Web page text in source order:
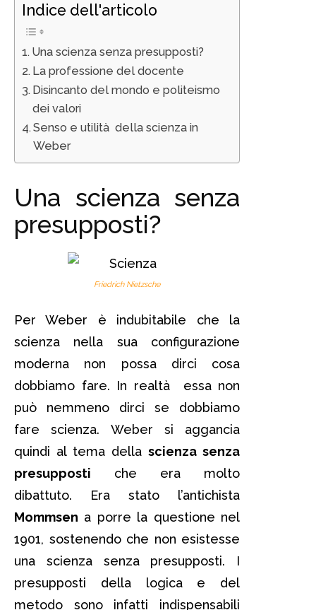
Indice dell'articolo
Una scienza senza presupposti?
La professione del docente
Disincanto del mondo e politeismo
dei valori
Senso e utilità della scienza in
Weber
Una scienza senza
presupposti?
Friedrich Nietzsche
Per Weber è indubitabile che la
scienza nella sua configurazione
moderna non possa dirci cosa
dobbiamo fare. In realtà essa non
può nemmeno dirci se dobbiamo
fare scienza. Weber si aggancia
quindi al tema della scienza senza
presupposti che era molto
dibattuto. Era stato l’antichista
Mommsen a porre la questione nel
1901, sostenendo che non esistesse
una scienza senza presupposti. I
presupposti della logica e del
metodo sono infatti indispensabili